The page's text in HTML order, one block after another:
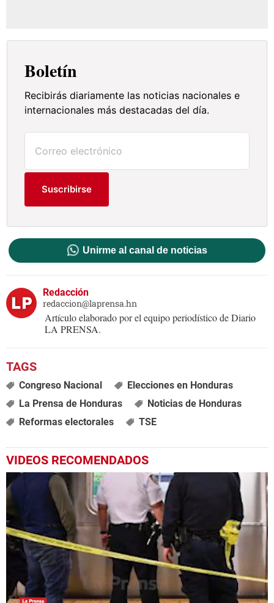
Boletín
Recibirás diariamente las noticias nacionales e
internacionales más destacadas del día.
Suscribirse
Unirme al canal de noticias
Redacción
redaccion@laprensa.hn
Artículo elaborado por el equipo periodístico de Diario
LA PRENSA.
Congreso Nacional
Elecciones en Honduras
La Prensa de Honduras
Noticias de Honduras
Reformas electorales
TSE
VIDEOS RECOMENDADOS